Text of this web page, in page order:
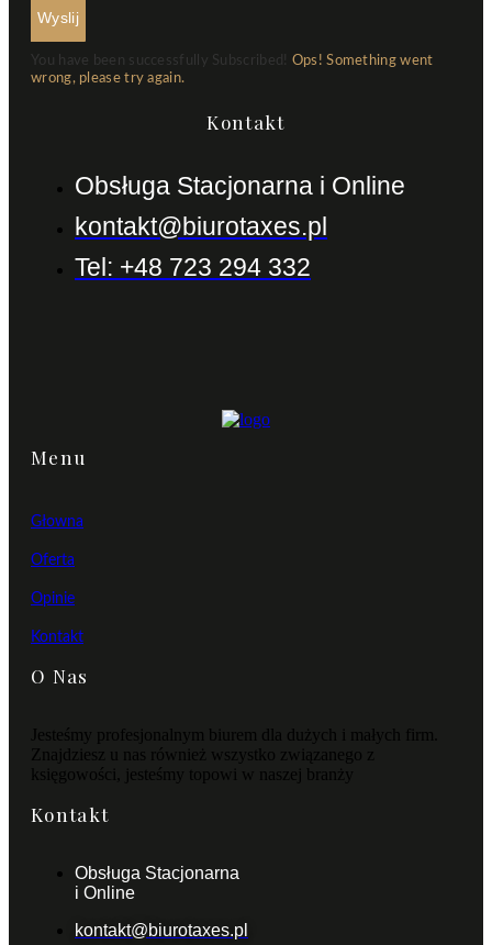
Wyslij
You have been successfully Subscribed!
Ops! Something went
wrong, please try again.
Kontakt
Obsługa Stacjonarna i Online
kontakt@biurotaxes.pl
Tel: +48 723 294 332
Menu
Głowna
Oferta
Opinie
Kontakt
O Nas
Jesteśmy profesjonalnym biurem dla dużych i małych firm.
Znajdziesz u nas również wszystko związanego z
księgowości, jesteśmy topowi w naszej branży
Kontakt
Obsługa Stacjonarna
i Online
kontakt@biurotaxes.pl